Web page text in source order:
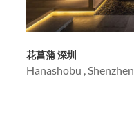
花菖蒲 深圳
Hanashobu , Shenzhen